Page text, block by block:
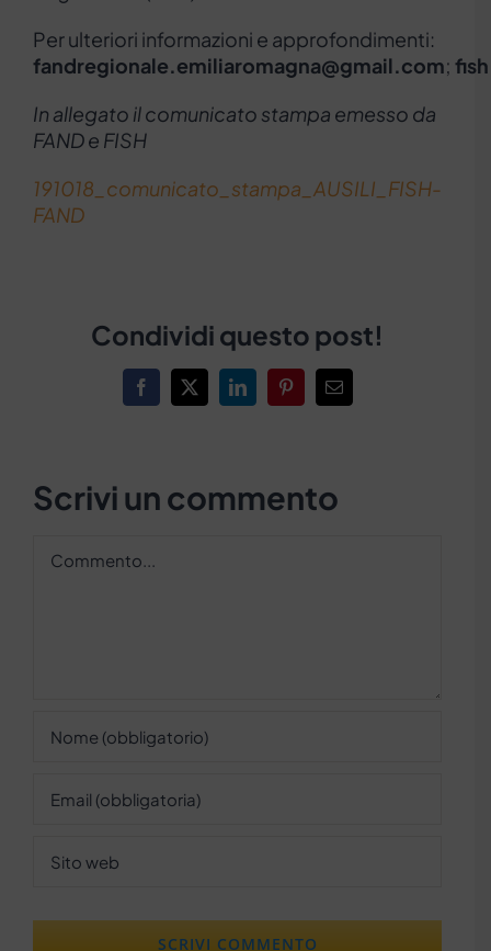
Per ulteriori informazioni e approfondimenti:
fandregionale.emiliaromagna@gmail.com;
In allegato il comunicato stampa emesso da
FAND e FISH
191018_comunicato_stampa_AUSILI_FISH-
FAND
Condividi questo post!
Facebook
X LinkedInPinterestEmail
Scrivi un commento